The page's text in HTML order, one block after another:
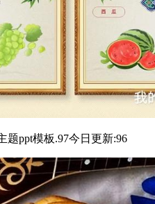
题ppt模板.97今日更新:96